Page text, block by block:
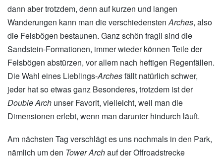
dann aber trotzdem, denn auf kurzen und langen
Wanderungen kann man die verschiedenstenArches, also
die Felsbögen bestaunen. Ganz schön fragil sind die
Sandstein-Formationen, immer wieder können Teile der
Felsbögen abstürzen, vor allem nach heftigen Regenfällen.
Die Wahl eines Lieblings-Archesfällt natürlich schwer,
jeder hat so etwas ganz Besonderes, trotzdem ist der
Double Arch unser Favorit, vielleicht, weil man die
Dimensionen erlebt, wenn man darunter hindurch läuft.
Am nächsten Tag verschlägt es uns nochmals in den Park,
nämlich um den Tower Archauf der Offroadstrecke